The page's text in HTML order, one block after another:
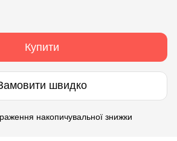
Купити
швидко
накопичувальної знижки